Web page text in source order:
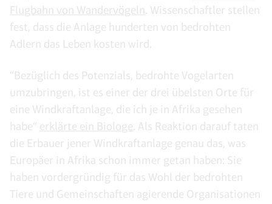
Flugbahn von Wandervögeln . Wissenschaftler stellen
fest, dass die Anlage hunderten von bedrohten
Adlern das Leben kosten wird.
“Bezüglich des Potenzials, bedrohte Vogelarten
umzubringen, ist es einer der drei übelsten Orte für
eine Windkraftanlage, die ich je in Afrika gesehen
habe“ erklärte ein Biologe . Als Reaktion darauf taten
die Erbauer jener Windkraftanlage genau das, was
Europäer in Afrika schon immer getan haben: Sie
haben vordergründig für das Wohl der bedrohten
Tiere und Gemeinschaften agierende Organisationen